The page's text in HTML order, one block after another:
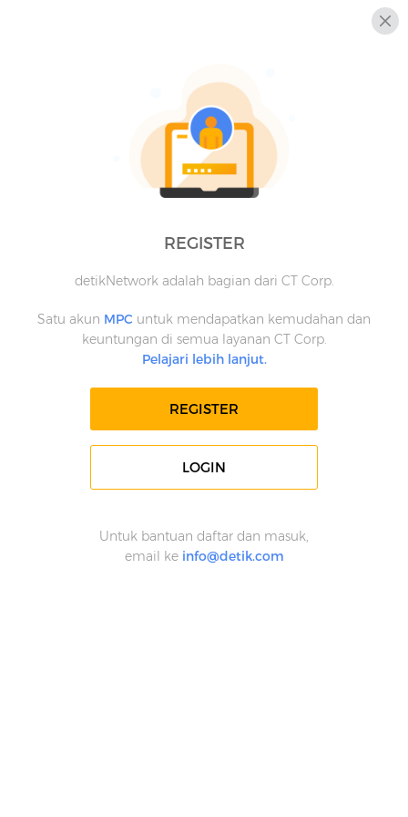
REGISTER
detikNetwork adalah bagian dari CT Corp.
Satu akun MPC untuk mendapatkan kemudahan dan
keuntungan di semua layanan CT Corp.
Pelajari lebih lanjut.
REGISTER
LOGIN
Untuk bantuan daftar dan masuk,
email ke info@detik.com